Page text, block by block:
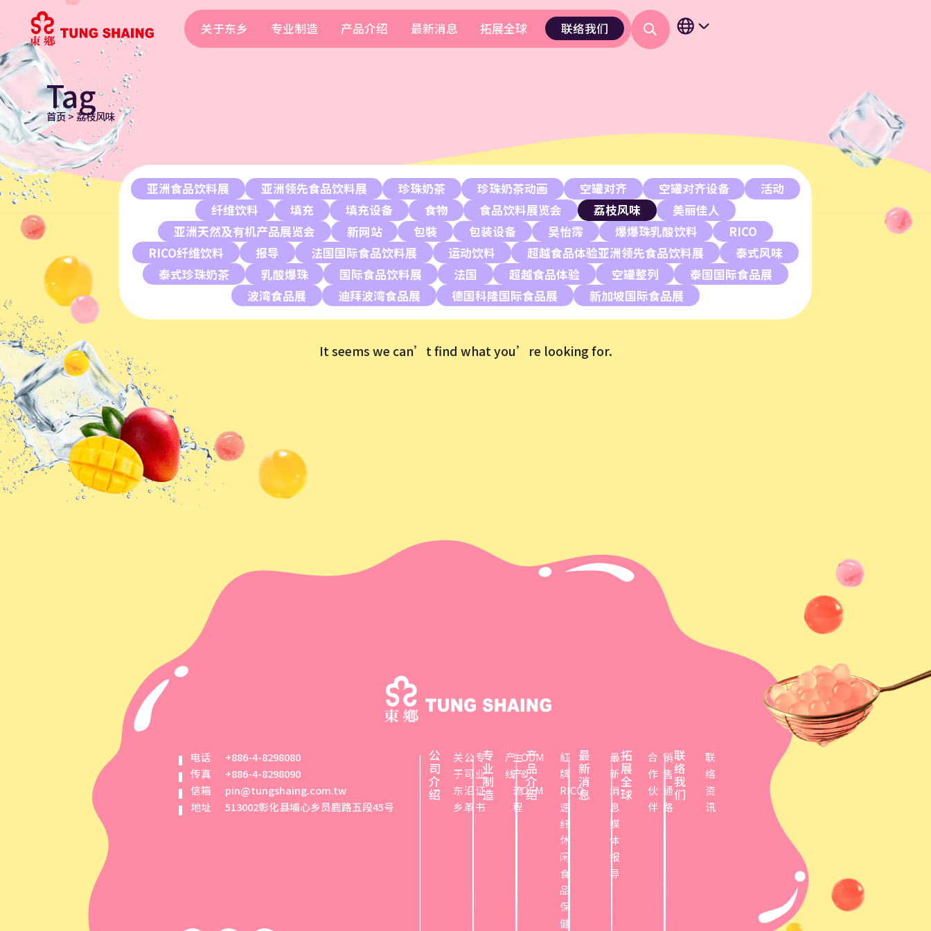
关于东乡 专业制造 产品介绍 最新消息 拓展全球 联络我们
Tag
首页>荔枝风味
亚洲食品饮料展 亚洲领先食品饮料展 珍珠奶茶 珍珠奶茶动画 空罐对齐 空罐对齐设备
活动
纤维饮料
填充 填充设备 食物 食品饮料展览会 荔枝风味
美丽佳人
亚洲天然及有机产品展览会
新网站 包裝 包装设备 吴怡霈 爆爆珠乳酸饮料
RICO
RICO纤维饮料
报导 法国国际食品饮料展 运动饮料 超越食品体验亚洲领先食品饮料展
泰式风味
泰式珍珠奶茶
乳酸爆珠 国际食品饮料展 法国 超越食品体验 空罐整列
泰国国际食品展
波湾食品展
迪拜波湾食品展 德国科隆国际食品展 新加坡国际食品展
It seems we can’t find what you’re looking for.
电话
+886-4-8298080
传真
+886-4-8298090
信箱
pin@tungshaing.com.tw
地址
513002彰化县埔心乡员鹿路五段45号
公
司
介
绍
关
于
东
乡
公
司
沿
革
专
业
证
书
专
业
制
造
产
线
生
产
流
程
ODM
&
OEM
产
品
介
绍
紅
牌
RICO
速
纤
休
闲
食
品
保
健
最
新
消
息
最
新
消
息
媒
体
报
导
拓
展
全
球
合
作
伙
伴
销
售
通
路
联
络
我
们
联
络
资
讯